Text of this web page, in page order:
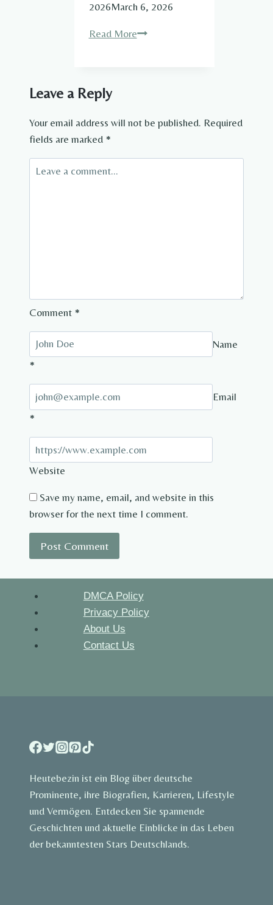
2026March 6, 2026
Read MoreLuna
Leave a Reply
Your email address will not be published. Required
fields are marked *
Comment *
Name
*
Email
*
Website
Save my name, email, and website in this
browser for the next time I comment.
DMCA Policy
Privacy Policy
About Us
Contact Us
Heutebezin ist ein Blog über deutsche
Prominente, ihre Biografien, Karrieren, Lifestyle
und Vermögen. Entdecken Sie spannende
Geschichten und aktuelle Einblicke in das Leben
der bekanntesten Stars Deutschlands.